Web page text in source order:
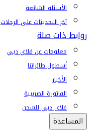
الأسئلة الشائعة
آخر التحديثات على الرحلات
روابط ذات صلة
معلومات عن فلاي دبي
أسطول طائراتنا
الأخبار
الفاتورة الضريبية
فلاي دبي للشحن
المساعدة